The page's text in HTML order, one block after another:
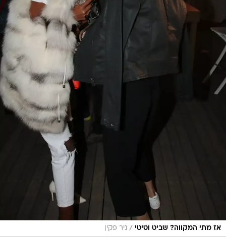
אז מתי המקווה? שביט וטיטי / ניר פקין